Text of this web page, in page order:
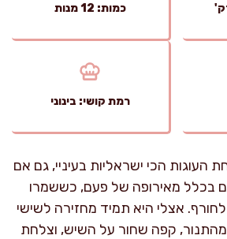
כמות: 12 מנות
רמת קושי: בינוני
העוגות הכי ישראליות בעיניי, גם אם
בכלל מאירופה של פעם, כששמרו
אצלי היא תמיד מחזירה לשישי
קפה שחור על השיש, וצלחת